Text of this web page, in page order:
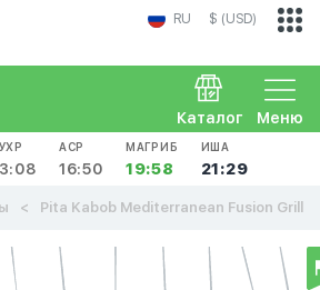
RU $ (USD)
Меню
Каталог
АСР
16:50
МАГРИБ
19:58
ИША
21:29
Pita Kabob Mediterranean Fusion Grill